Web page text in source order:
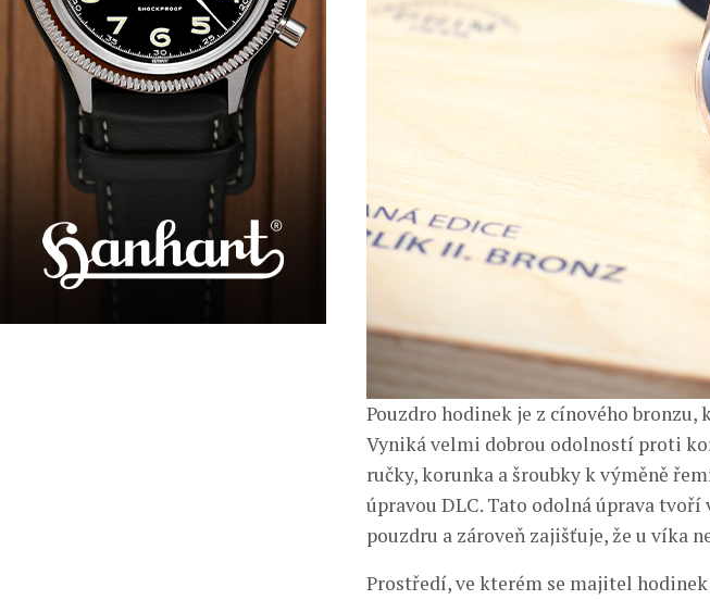
Pouzdro hodinek je z cínového bronzu,
Vyniká velmi dobrou odolností proti
ručky, korunka a šroubky k výměně
úpravou DLC. Tato odolná úprava
pouzdru a zároveň zajišťuje, že u víka
Prostředí, ve kterém se majitel hodinek